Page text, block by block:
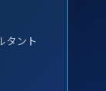
タント